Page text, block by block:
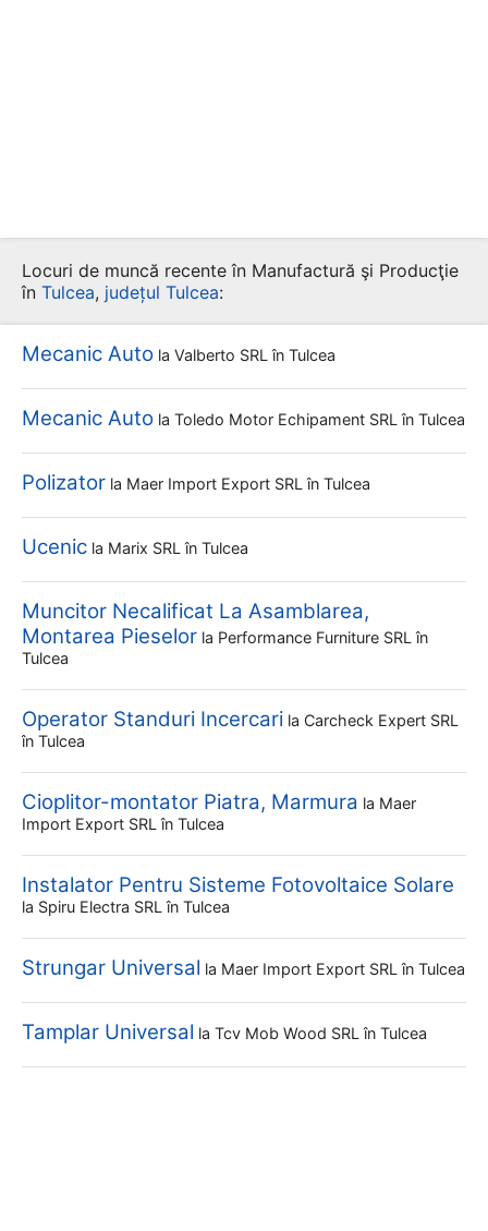
Locuri de muncă recente în Manufactură şi Producţie
în Tulcea, județul Tulcea:
Mecanic Auto la Valberto SRL în Tulcea
Mecanic Auto la Toledo Motor Echipament SRL în Tulcea
Polizator la Maer Import Export SRL în Tulcea
Ucenic la Marix SRL în Tulcea
Muncitor Necalificat La Asamblarea,
Montarea Pieselor la Performance Furniture SRL în
Tulcea
Operator Standuri Incercari la Carcheck Expert SRL
în Tulcea
Cioplitor-montator Piatra, Marmura la Maer
Import Export SRL în Tulcea
Instalator Pentru Sisteme Fotovoltaice Solare
la Spiru Electra SRL în Tulcea
Strungar Universal la Maer Import Export SRL în Tulcea
Tamplar Universal la Tcv Mob Wood SRL în Tulcea